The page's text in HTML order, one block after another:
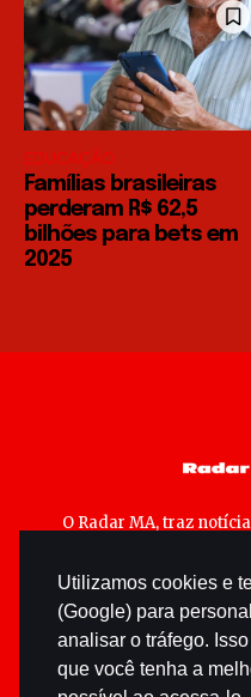
Utilizamos cookies e
(Google) para
analisar o tráfego.
que você tenha a
EDUCAÇÃO
Famílias brasileiras
perderam R$ 62,5
bilhões para bets em
2025
O Radar MA, traz
maranhenses; matérias
pública e